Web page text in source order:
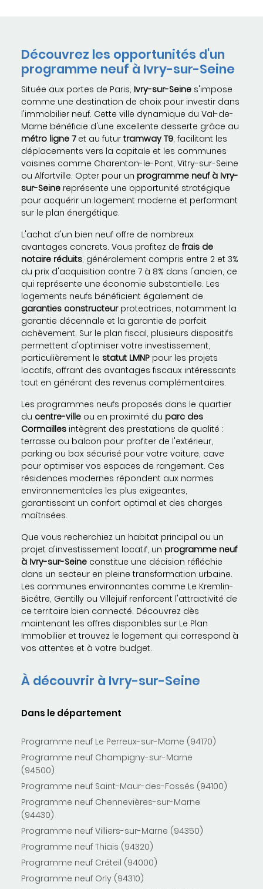
Découvrez les opportunités d'un
programme neuf à Ivry-sur-Seine
Située aux portes de Paris, Ivry-sur-Seine s'impose
comme une destination de choix pour investir dans
l'immobilier neuf. Cette ville dynamique du Val-de-
Marne bénéficie d'une excellente desserte grâce au
métro ligne 7et au futurtramway T9, facilitant les
déplacements vers la capitale et les communes
voisines comme Charenton-le-Pont, Vitry-sur-Seine
ou Alfortville. Opter pour un programme neuf à Ivry-
sur-Seine représente une opportunité stratégique
pour acquérir un logement moderne et performant
sur le plan énergétique.
L'achat d'un bien neuf offre de nombreux
avantages concrets. Vous profitez defrais de
notaire réduits, généralement compris entre 2 et 3%
du prix d'acquisition contre 7 à 8% dans l'ancien, ce
qui représente une économie substantielle. Les
logements neufs bénéficient également de
garanties constructeurprotectrices, notamment la
garantie décennale et la garantie de parfait
achèvement. Sur le plan fiscal, plusieurs dispositifs
permettent d'optimiser votre investissement,
particulièrement le statut LMNP pour les projets
locatifs, offrant des avantages fiscaux intéressants
tout en générant des revenus complémentaires.
Les programmes neufs proposés dans le quartier
du centre-ville ou en proximité du parc des
Cormailles intègrent des prestations de qualité :
terrasse ou balcon pour profiter de l'extérieur,
parking ou box sécurisé pour votre voiture, cave
pour optimiser vos espaces de rangement. Ces
résidences modernes répondent aux normes
environnementales les plus exigeantes,
garantissant un confort optimal et des charges
maîtrisées.
Que vous recherchiez un habitat principal ou un
projet d'investissement locatif, un programme neuf
à Ivry-sur-Seine constitue une décision réfléchie
dans un secteur en pleine transformation urbaine.
Les communes environnantes comme Le Kremlin-
Bicêtre, Gentilly ou Villejuif renforcent l'attractivité de
ce territoire bien connecté. Découvrez dès
maintenant les offres disponibles sur Le Plan
Immobilier et trouvez le logement qui correspond à
vos attentes et à votre budget.
À découvrir à Ivry-sur-Seine
Dans le département
Programme neuf Le Perreux-sur-Marne (94170)
Programme neuf Champigny-sur-Marne
(94500)
Programme neuf Saint-Maur-des-Fossés (94100)
Programme neuf Chennevières-sur-Marne
(94430)
Programme neuf Villiers-sur-Marne (94350)
Programme neuf Thiais (94320)
Programme neuf Créteil (94000)
Programme neuf Orly (94310)